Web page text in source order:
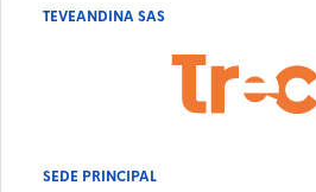
TEVEANDINA SAS
SEDE PRINCIPAL